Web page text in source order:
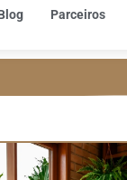
Parceiros